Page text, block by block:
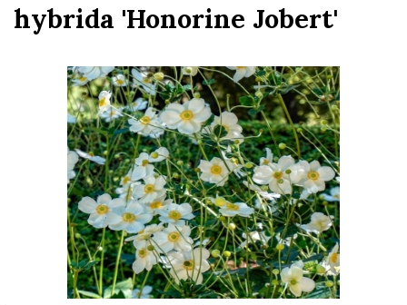
hybrida 'Honorine Jobert'